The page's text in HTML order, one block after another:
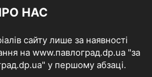
НАС
сайту лише за наявності
на www.павлоград.dp.ua "за
у першому абзаці.